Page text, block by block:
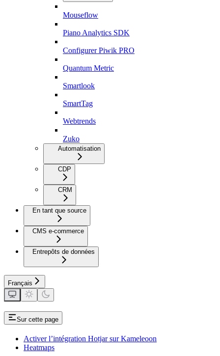
Mouseflow
Piano Analytics SDK
Configurer Piwik PRO
Quantum Metric
Smartlook
SmartTag
Webtrends
Zuko
Automatisation
CDP
CRM
En tant que source
CMS e-commerce
Entrepôts de données
Français
Sur cette page
Activer l’intégration Hotjar sur Kameleoon
Heatmaps